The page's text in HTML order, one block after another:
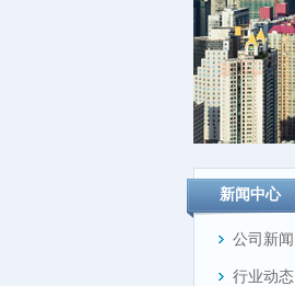
新闻中心
公司新闻
行业动态